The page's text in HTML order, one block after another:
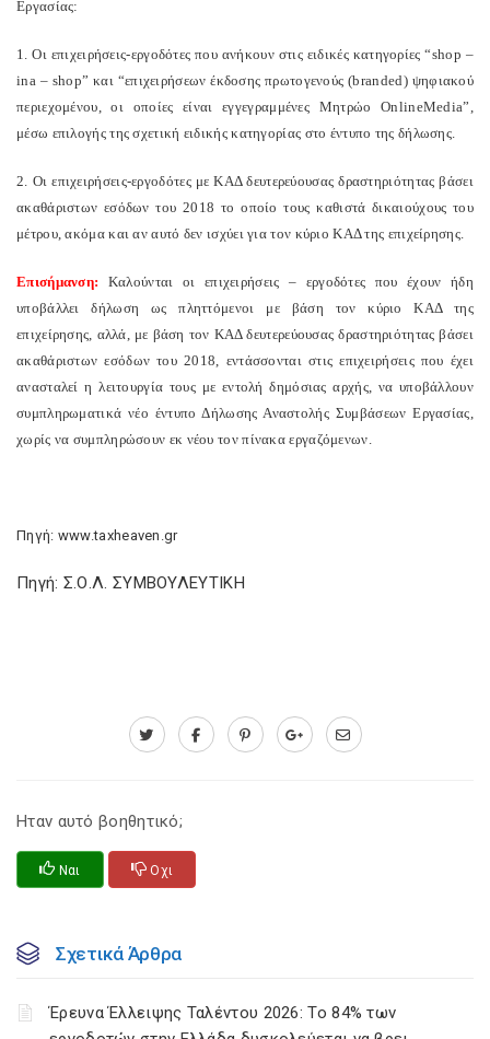
Εργασίας:
1. Οι επιχειρήσεις-εργοδότες που ανήκουν στις ειδικές κατηγορίες “shop –
ina– shop” και “επιχειρήσεων έκδοσης πρωτογενούς (branded) ψηφιακού
περιεχομένου, οι οποίες είναι εγγεγραμμένες ΜητρώοOnlineMedia”,
μέσω επιλογής της σχετική ειδικής κατηγορίας στο έντυπο της δήλωσης.
2. Οι επιχειρήσεις-εργοδότες με ΚΑΔ δευτερεύουσας δραστηριότητας βάσει
ακαθάριστων εσόδων του 2018 το οποίο τους καθιστά δικαιούχους του
μέτρου, ακόμα και αν αυτό δεν ισχύει για τον κύριο ΚΑΔ της επιχείρησης.
Επισήμανση: Καλούνται οι επιχειρήσεις – εργοδότες που έχουν ήδη
υποβάλλει δήλωση ως πληττόμενοι με βάση τον κύριο ΚΑΔ της
επιχείρησης, αλλά, με βάση τον ΚΑΔ δευτερεύουσας δραστηριότητας βάσει
ακαθάριστων εσόδων του 2018, εντάσσονται στις επιχειρήσεις που έχει
ανασταλεί η λειτουργία τους με εντολή δημόσιας αρχής, να υποβάλλουν
συμπληρωματικά νέο έντυπο Δήλωσης Αναστολής Συμβάσεων Εργασίας,
χωρίς να συμπληρώσουν εκ νέου τον πίνακα εργαζόμενων.
Πηγή: www.taxheaven.gr
Πηγή: Σ.Ο.Λ. ΣΥΜΒΟΥΛΕΥΤΙΚΗ
Ηταν αυτό βοηθητικό;
Ναι Οχι
Σχετικά Άρθρα
Έρευνα Έλλειψης Ταλέντου 2026: Το 84% των